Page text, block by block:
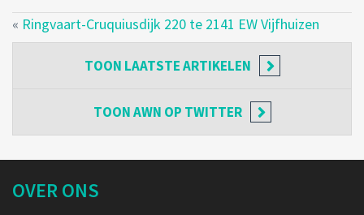
« Ringvaart-Cruquiusdijk 220 te 2141 EW Vijfhuizen
TOON LAATSTE ARTIKELEN
TOONAWN OP TWITTER
OVER ONS